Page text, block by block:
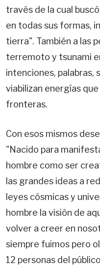
través de la cual
en todas sus formas,
tierra". También a las
terremoto y tsunami
intenciones, palabras,
viabilizan energías
fronteras.
Con esos mismos
"Nacido para
hombre como ser
las grandes ideas a
leyes cósmicas y
hombre la visión de
volver a creer en
siempre fuimos pero
12 personas del